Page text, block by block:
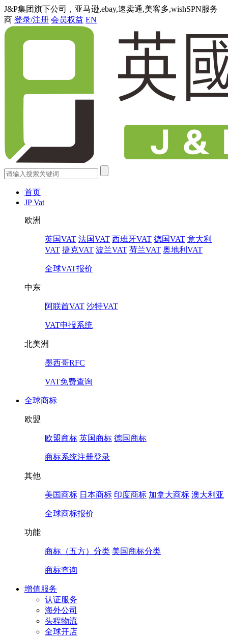
J&P集团旗下公司，亚马逊,ebay,速卖通,美客多,wishSPN服务
商 登录/注册 会员权益 EN
首页
JP Vat
欧洲
英国VAT 法国VAT 西班牙VAT 德国VAT 意大利
VAT 捷克VAT 波兰VAT 荷兰VAT 奥地利VAT
全球VAT报价
中东
阿联酋VAT 沙特VAT
VAT申报系统
北美洲
墨西哥RFC
VAT免费查询
全球商标
欧盟
欧盟商标 英国商标 德国商标
商标系统注册登录
其他
美国商标 日本商标 印度商标 加拿大商标 澳大利亚
全球商标报价
功能
商标（五方）分类 美国商标分类
商标查询
增值服务
认证服务
海外公司
头程物流
全球开店